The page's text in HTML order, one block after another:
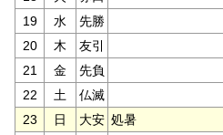
19
水
先勝
20
木
友引
21
金
先負
22
土
仏滅
23
日 大安 処暑